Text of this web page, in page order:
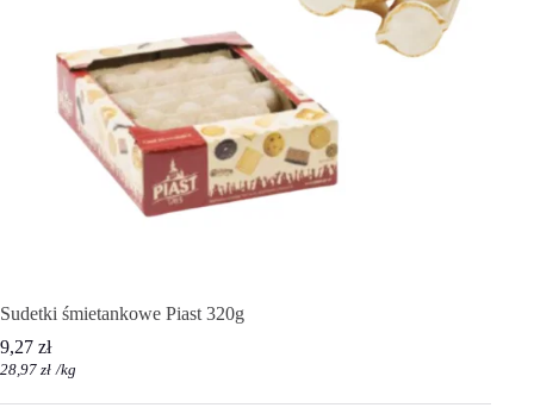
Sudetki śmietankowe Piast 320g
9,27 zł
28,97 zł /kg